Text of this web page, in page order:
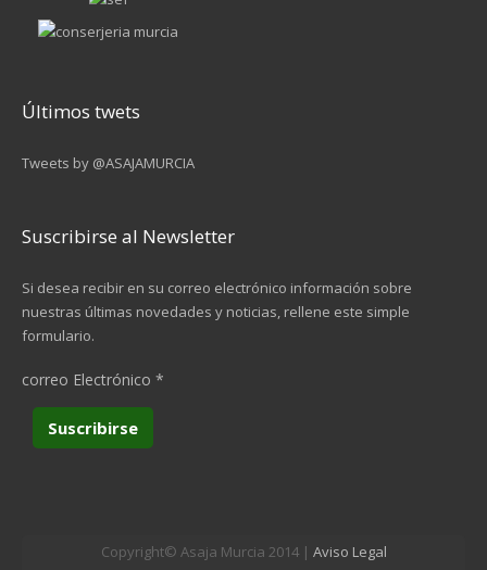
Últimos twets
Tweets by @ASAJAMURCIA
Suscribirse al Newsletter
Si desea recibir en su correo electrónico información sobre
nuestras últimas novedades y noticias, rellene este simple
formulario.
correo Electrónico *
Copyright© Asaja Murcia 2014 | Aviso Legal